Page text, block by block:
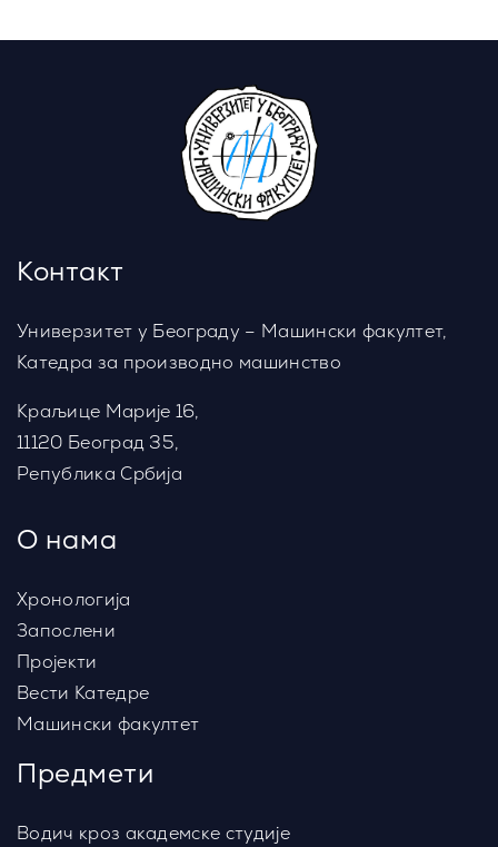
Контакт
Универзитет у Београду – Машински факултет,
Катедра за производно машинство
Краљице Марије 16,
11120 Београд 35,
Република Србија
О нама
Хронологија
Запослени
Пројекти
Вести Катедре
Машински факултет
Предмети
Водич кроз академске студије